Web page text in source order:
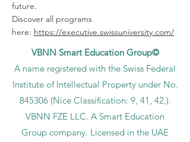
future.
Discover all programs
here: https://executive.swissuniversity.com/
VBNN Smart Education Group©
A name registered with the Swiss Federal
Institute of Intellectual Property under No.
845306 (Nice Classification: 9, 41, 42.).
VBNN FZE LLC. A Smart Education
Group company. Licensed in the UAE